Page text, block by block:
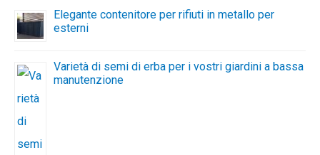
Elegante contenitore per rifiuti in metallo per
esterni
Varietà di semi di erba per i vostri giardini a bassa
manutenzione